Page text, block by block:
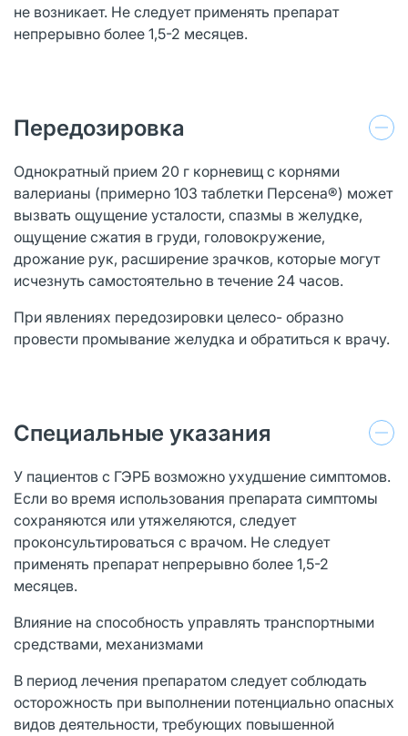
не возникает. Не следует применять препарат
непрерывно более 1,5-2 месяцев.
Передозировка
Однократный прием 20 г корневищ с корнями
валерианы (примерно 103 таблетки Персена®) может
вызвать ощущение усталости, спазмы в желудке,
ощущение сжатия в груди, головокружение,
дрожание рук, расширение зрачков, которые могут
исчезнуть самостоятельно в течение 24 часов.
При явлениях передозировки целесо- образно
провести промывание желудка и обратиться к врачу.
Специальные указания
У пациентов с ГЭРБ возможно ухудшение симптомов.
Если во время использования препарата симптомы
сохраняются или утяжеляются, следует
проконсультироваться с врачом. Не следует
применять препарат непрерывно более 1,5-2
месяцев.
Влияние на способность управлять транспортными
средствами, механизмами
В период лечения препаратом следует соблюдать
осторожность при выполнении потенциально опасных
видов деятельности, требующих повышенной